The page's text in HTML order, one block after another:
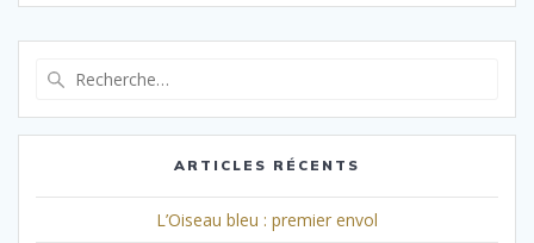
des
articles
:
ARTICLES RÉCENTS
L’Oiseau bleu : premier envol